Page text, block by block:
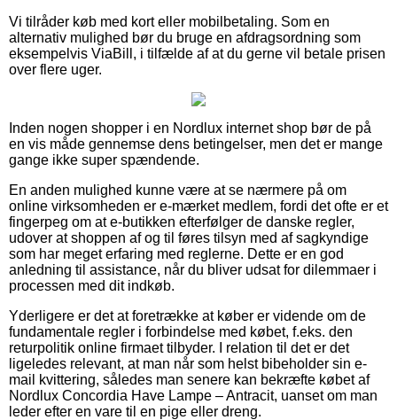
Vi tilråder køb med kort eller mobilbetaling. Som en
alternativ mulighed bør du bruge en afdragsordning som
eksempelvis ViaBill, i tilfælde af at du gerne vil betale prisen
over flere uger.
Inden nogen shopper i en Nordlux internet shop bør de på
en vis måde gennemse dens betingelser, men det er mange
gange ikke super spændende.
En anden mulighed kunne være at se nærmere på om
online virksomheden er e-mærket medlem, fordi det ofte er et
fingerpeg om at e-butikken efterfølger de danske regler,
udover at shoppen af og til føres tilsyn med af sagkyndige
som har meget erfaring med reglerne. Dette er en god
anledning til assistance, når du bliver udsat for dilemmaer i
processen med dit indkøb.
Yderligere er det at foretrække at køber er vidende om de
fundamentale regler i forbindelse med købet, f.eks. den
returpolitik online firmaet tilbyder. I relation til det er det
ligeledes relevant, at man når som helst bibeholder sin e-
mail kvittering, således man senere kan bekræfte købet af
Nordlux Concordia Have Lampe – Antracit, uanset om man
leder efter en vare til en pige eller dreng.